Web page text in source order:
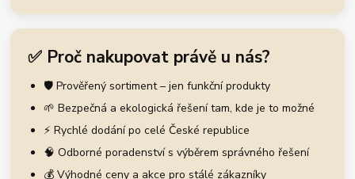
✅ Proč nakupovat právě u nás?
🛡️ Prověřený sortiment – jen funkční produkty
🌱 Bezpečná a ekologická řešení tam, kde je to možné
⚡ Rychlé dodání po celé České republice
🧠 Odborné poradenství s výběrem správného řešení
💰 Výhodné ceny a akce pro stálé zákazníky